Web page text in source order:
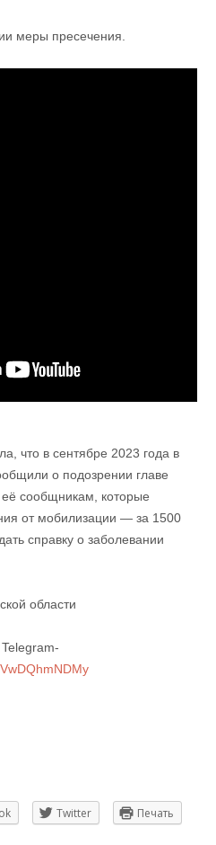
меры пресечения.
что в сентябре 2023 года в
о подозрении главе
сообщникам, которые
от мобилизации — за 1500
справку о заболевании
области
Twitter Печать